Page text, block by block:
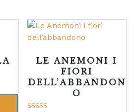
LE ANEMONI I
FIORI
DELL’ABBANDON
O